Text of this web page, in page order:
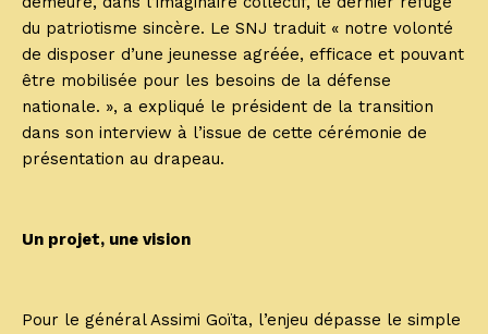
du patriotisme sincère. Le SNJ traduit « notre volonté
de disposer d’une jeunesse agréée, efficace et pouvant
être mobilisée pour les besoins de la défense
nationale. », a expliqué le président de la transition
dans son interview à l’issue de cette cérémonie de
présentation au drapeau.
Un projet, une vision
Pour le général Assimi Goïta, l’enjeu dépasse le simple